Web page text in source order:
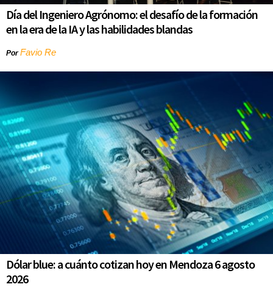
Día del Ingeniero Agrónomo: el desafío de la formación
en la era de la IA y las habilidades blandas
PorFavio Re
Dólar blue: a cuánto cotizan hoy en Mendoza 6 agosto
2026